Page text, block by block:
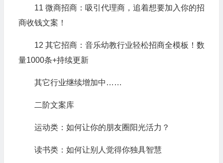
11 微商招商：吸引代理商，追着想要加入你的招
商收钱文案！
12 其它招商：音乐幼教行业轻松招商全模板！数
量1000条+持续更新
其它行业继续增加中……
二阶文案库
运动类：如何让你的朋友圈阳光活力？
读书类：如何让别人觉得你独具智慧